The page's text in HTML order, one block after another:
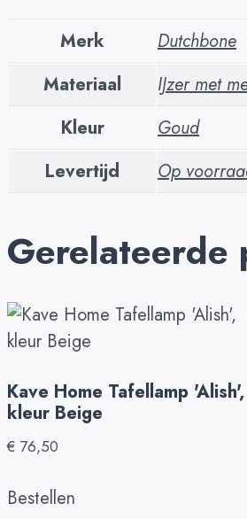
Merk
Dutchbone
Materiaal
IJzer met
Kleur
Goud
Levertijd
Op
Gerelateerde
Kave Home Tafellamp 'Alish',
kleur Beige
€ 76,50
Bestellen